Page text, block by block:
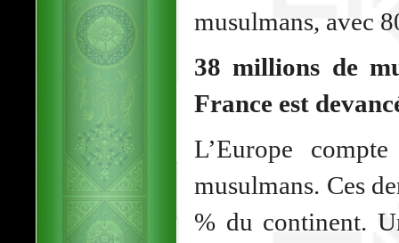
musulmans, avec
38 millions de
France est
L’Europe
musulmans. Ces
% du continent.